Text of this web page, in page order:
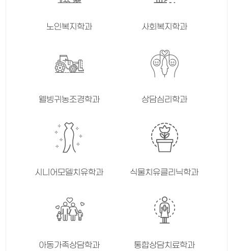
노인복지학과 사회복지학과
웰빙귀농조경학과 상담심리학과
시니어모델치유학과 식물치유클리닉학과
아동가족상담학과 통합상담치료학과